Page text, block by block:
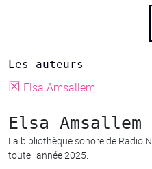
Les auteurs
☒ Elsa Amsallem
Elsa Amsallem
La bibliothèque sonore de Radio
toute l’année 2025.